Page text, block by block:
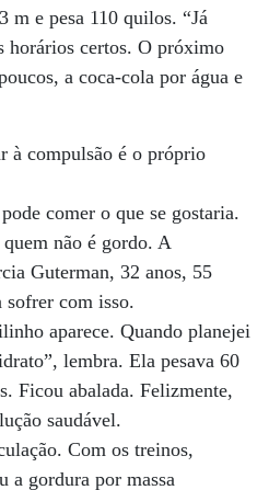
m e pesa 110 quilos. “Já
horários certos. O próximo
a coca-cola por água e
à compulsão é o próprio
comer o que se gostaria.
não é gordo. A
Guterman, 32 anos, 55
sofrer com isso.
aparece. Quando planejei
lembra. Ela pesava 60
Ficou abalada. Felizmente,
saudável.
Com os treinos,
a gordura por massa